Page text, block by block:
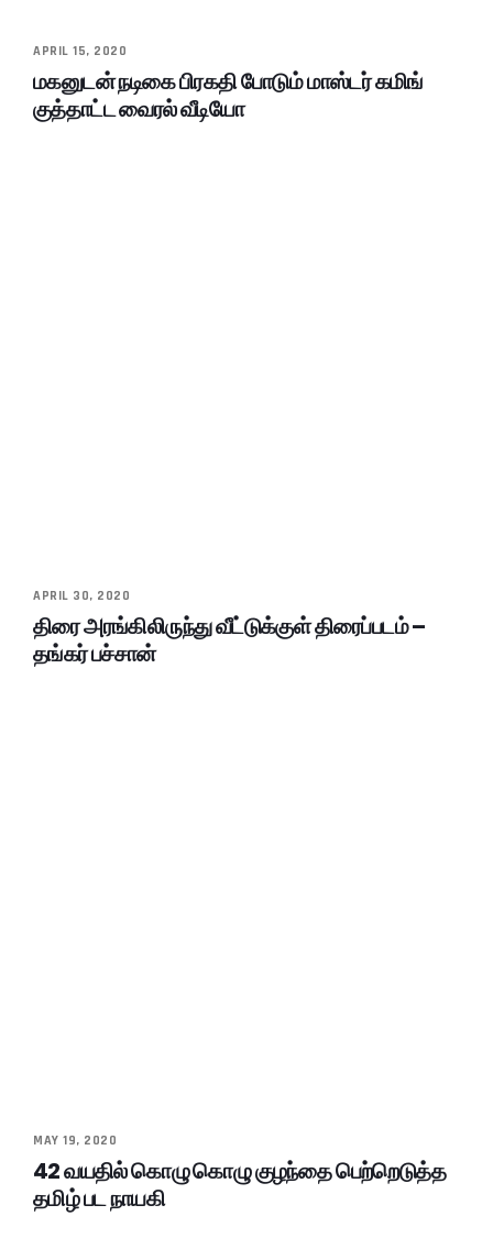
APRIL 15, 2020
மகனுடன் நடிகை பிரகதி போடும் மாஸ்டர் கமிங்
குத்தாட்ட வைரல் வீடியோ
APRIL 30, 2020
திரை அரங்கிலிருந்து வீட்டுக்குள் திரைப்படம் –
தங்கர் பச்சான்
MAY 19, 2020
42 வயதில் கொழு கொழு குழந்தை பெற்றெடுத்த
தமிழ் பட நாயகி